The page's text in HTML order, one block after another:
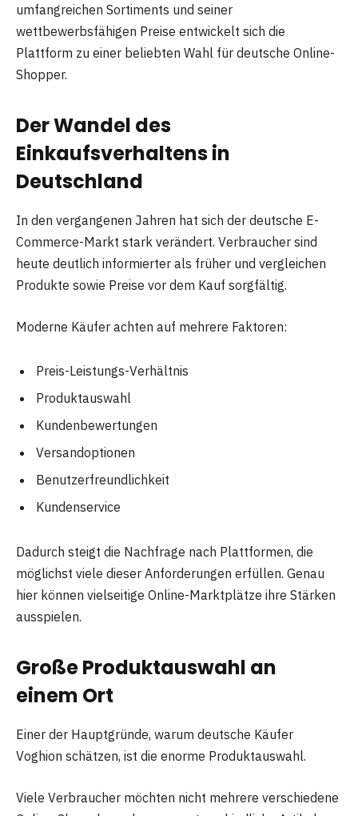
umfangreichen Sortiments und seiner
wettbewerbsfähigen Preise entwickelt sich die
Plattform zu einer beliebten Wahl für deutsche Online-
Shopper.
Der Wandel des
Einkaufsverhaltens in
Deutschland
In den vergangenen Jahren hat sich der deutsche E-
Commerce-Markt stark verändert. Verbraucher sind
heute deutlich informierter als früher und vergleichen
Produkte sowie Preise vor dem Kauf sorgfältig.
Moderne Käufer achten auf mehrere Faktoren:
Preis-Leistungs-Verhältnis
Produktauswahl
Kundenbewertungen
Versandoptionen
Benutzerfreundlichkeit
Kundenservice
Dadurch steigt die Nachfrage nach Plattformen, die
möglichst viele dieser Anforderungen erfüllen. Genau
hier können vielseitige Online-Marktplätze ihre Stärken
ausspielen.
Große Produktauswahl an
einem Ort
Einer der Hauptgründe, warum deutsche Käufer
Voghion schätzen, ist die enorme Produktauswahl.
Viele Verbraucher möchten nicht mehrere verschiedene